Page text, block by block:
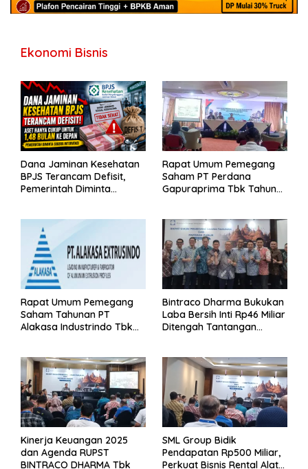
Ekonomi Bisnis
Dana Jaminan Kesehatan
BPJS Terancam Defisit,
Pemerintah Diminta
Rapat Umum Pemegang
Saham PT Perdana
Gapuraprima Tbk Tahun
Rapat Umum Pemegang
Saham Tahunan PT
Alakasa Industrindo Tbk
Bintraco Dharma Bukukan
Laba Bersih Inti Rp46 Miliar
Ditengah Tantangan
Kinerja Keuangan 2025
dan Agenda RUPST
BINTRACO DHARMA Tbk
SML Group Bidik
Pendapatan Rp500 Miliar,
Perkuat Bisnis Rental Alat